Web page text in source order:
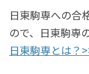
日東駒専への合
ので、日東駒専
日東駒専とは？